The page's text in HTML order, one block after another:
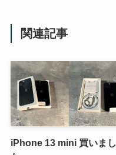
関連記事
iPhone 13 mini 買いまし